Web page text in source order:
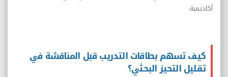
أكاديمية.
كيف تسهم بطاقات التدريب قبل المناقشة في
تقليل التحيز البحثي؟